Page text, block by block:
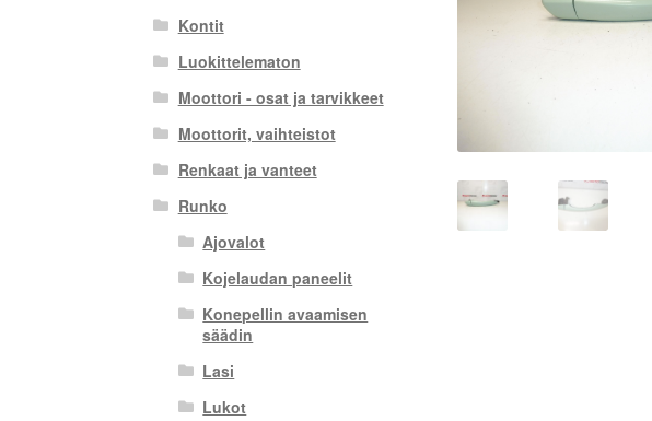
Kontit
Luokittelematon
Moottori - osat ja tarvikkeet
Moottorit, vaihteistot
Renkaat ja vanteet
Runko
Ajovalot
Kojelaudan paneelit
Konepellin avaamisen
säädin
Lasi
Lukot